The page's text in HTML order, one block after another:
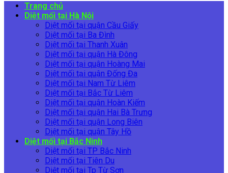
Trang chủ
Diệt mối tại Hà Nội
Diệt mối tại quận Cầu Giấy
Diệt mối tại Ba Đình
Diệt mối tại Thanh Xuân
Diệt mối tại quận Hà Đông
Diệt mối tại quận Hoàng Mai
Diệt mối tại quận Đống Đa
Diệt mối tại Nam Từ Liêm
Diệt mối tại Bắc Từ Liêm
Diệt mối tại quận Hoàn Kiếm
Diệt mối tại quận Hai Bà Trưng
Diệt mối tại quận Long Biên
Diệt mối tại quận Tây Hồ
Diệt mối tại Bắc Ninh
Diệt mối tại TP Bắc Ninh
Diệt mối tại Tiên Du
Diệt mối tại Tp Từ Sơn